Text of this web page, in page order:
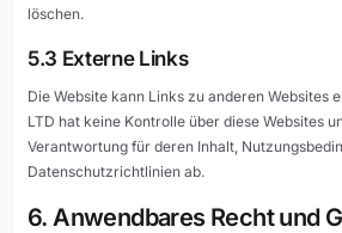
löschen.
5.3 Externe Links
Die Website kann Links zu anderen Websites
LTD hat keine Kontrolle über diese Websites
Verantwortung für deren Inhalt,
Datenschutzrichtlinien ab.
6. Anwendbares Recht und